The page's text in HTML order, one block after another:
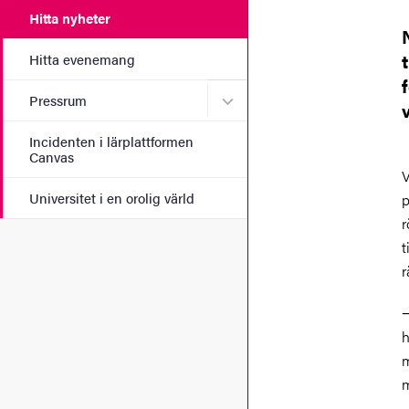
Hitta nyheter
Hitta evenemang
Pressrum Undermeny för Pressrum
Incidenten i lärplattformen
Canvas
Universitet i en orolig värld